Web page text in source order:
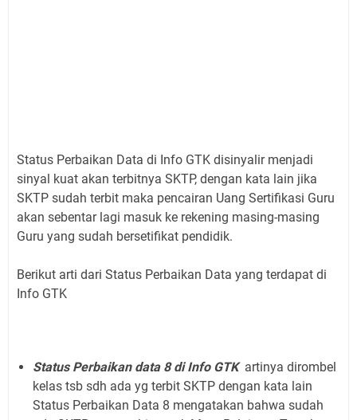
Status Perbaikan Data di Info GTK disinyalir menjadi
sinyal kuat akan terbitnya SKTP, dengan kata lain jika
SKTP sudah terbit maka pencairan Uang Sertifikasi Guru
akan sebentar lagi masuk ke rekening masing-masing
Guru yang sudah bersetifikat pendidik.
Berikut arti dari Status Perbaikan Data yang terdapat di
Info GTK
Status Perbaikan data 8 di Info GTKartinya dirombel
kelas tsb sdh ada yg terbit SKTP dengan kata lain
Status Perbaikan Data 8 mengatakan bahwa sudah